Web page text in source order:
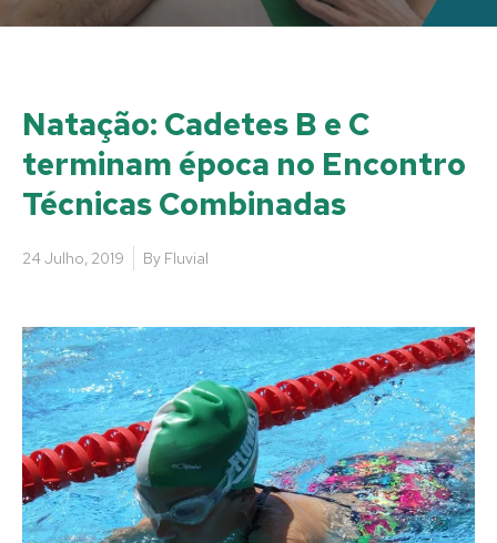
Natação: Cadetes B e C
terminam época no Encontro
Técnicas Combinadas
24 Julho, 2019 By Fluvial